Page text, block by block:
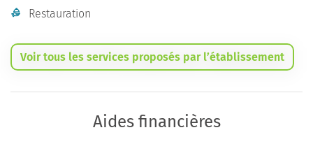
Restauration
Voir tous les services proposés par l’établissement
Aides financières